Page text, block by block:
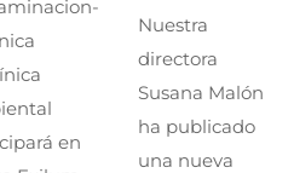
en
Nuestra
directora
Susana Malón
ha publicado
una nueva